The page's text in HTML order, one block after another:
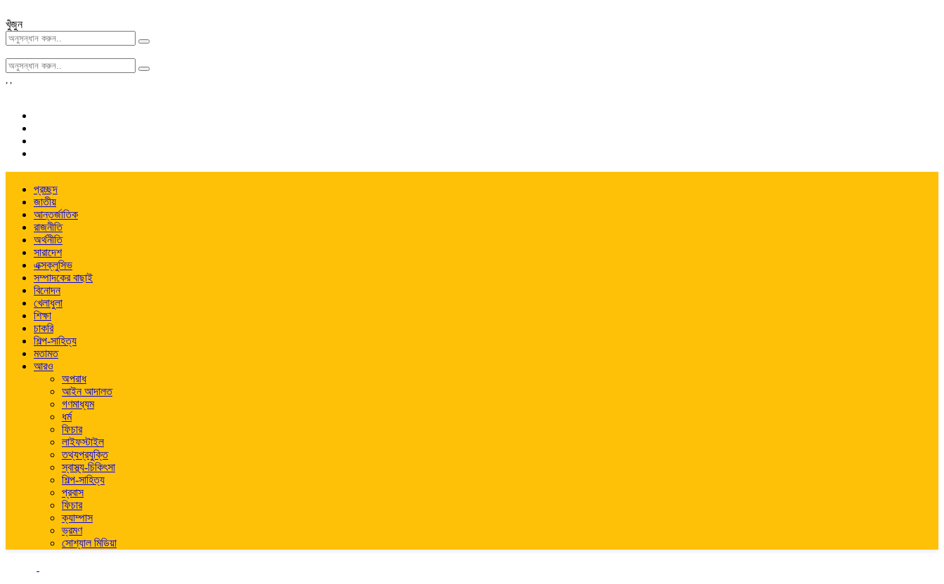
খুঁজুন
, ,
প্রচ্ছদ
জাতীয়
আন্তর্জাতিক
রাজনীতি
অর্থনীতি
সারাদেশ
এক্সক্লুসিভ
সম্পাদকের বাছাই
বিনোদন
খেলাধুলা
শিক্ষা
চাকরি
শিল্প-সাহিত্য
মতামত
আরও
অপরাধ
আইন আদালত
গণমাধ্যম
ধর্ম
ফিচার
লাইফস্টাইল
তথ্যপ্রযুক্তি
স্বাস্থ্য-চিকিৎসা
শিল্প-সাহিত্য
প্রবাস
ফিচার
ক্যাম্পাস
ভ্রমণ
সোশ্যাল মিডিয়া